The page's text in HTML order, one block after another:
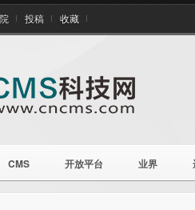
投稿 收藏
CMS 开放平台 业界